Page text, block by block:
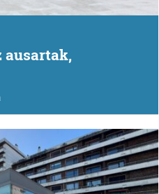
ausartak,